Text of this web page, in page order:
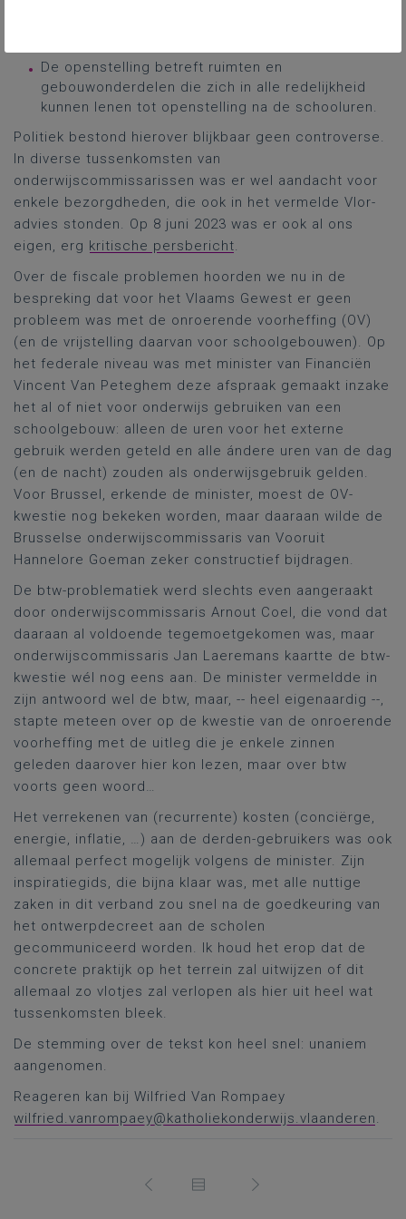
De openstelling betreft ruimten en
gebouwonderdelen die zich in alle redelijkheid
kunnen lenen tot openstelling na de schooluren.
Politiek bestond hierover blijkbaar geen controverse.
In diverse tussenkomsten van
onderwijscommissarissen was er wel aandacht voor
enkele bezorgdheden, die ook in het vermelde Vlor-
advies stonden. Op 8 juni 2023 was er ook al ons
eigen, erg kritische persbericht.
Over de fiscale problemen hoorden we nu in de
bespreking dat voor het Vlaams Gewest er geen
probleem was met de onroerende voorheffing (OV)
(en de vrijstelling daarvan voor schoolgebouwen). Op
het federale niveau was met minister van Financiën
Vincent Van Peteghem deze afspraak gemaakt inzake
het al of niet voor onderwijs gebruiken van een
schoolgebouw: alleen de uren voor het externe
gebruik werden geteld en alle ándere uren van de dag
(en de nacht) zouden als onderwijsgebruik gelden.
Voor Brussel, erkende de minister, moest de OV-
kwestie nog bekeken worden, maar daaraan wilde de
Brusselse onderwijscommissaris van Vooruit
Hannelore Goeman zeker constructief bijdragen.
De btw-problematiek werd slechts even aangeraakt
door onderwijscommissaris Arnout Coel, die vond dat
daaraan al voldoende tegemoetgekomen was, maar
onderwijscommissaris Jan Laeremans kaartte de btw-
kwestie wél nog eens aan. De minister vermeldde in
zijn antwoord wel de btw, maar, -- heel eigenaardig --,
stapte meteen over op de kwestie van de onroerende
voorheffing met de uitleg die je enkele zinnen
geleden daarover hier kon lezen, maar over btw
voorts geen woord…
Het verrekenen van (recurrente) kosten (conciërge,
energie, inflatie, …) aan de derden-gebruikers was ook
allemaal perfect mogelijk volgens de minister. Zijn
inspiratiegids, die bijna klaar was, met alle nuttige
zaken in dit verband zou snel na de goedkeuring van
het ontwerpdecreet aan de scholen
gecommuniceerd worden. Ik houd het erop dat de
concrete praktijk op het terrein zal uitwijzen of dit
allemaal zo vlotjes zal verlopen als hier uit heel wat
tussenkomsten bleek.
De stemming over de tekst kon heel snel: unaniem
aangenomen.
Reageren kan bij Wilfried Van Rompaey
wilfried.vanrompaey@katholiekonderwijs.vlaanderen.